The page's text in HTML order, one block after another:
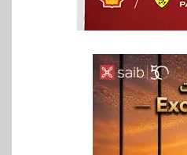
بنك QNB مصر يعزز جاهزية
الصغيرة والمتوسطة